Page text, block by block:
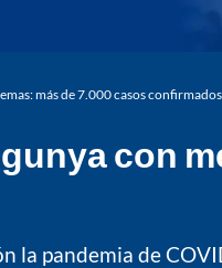
más de 7.000 casos confirmados
con
la pandemia de